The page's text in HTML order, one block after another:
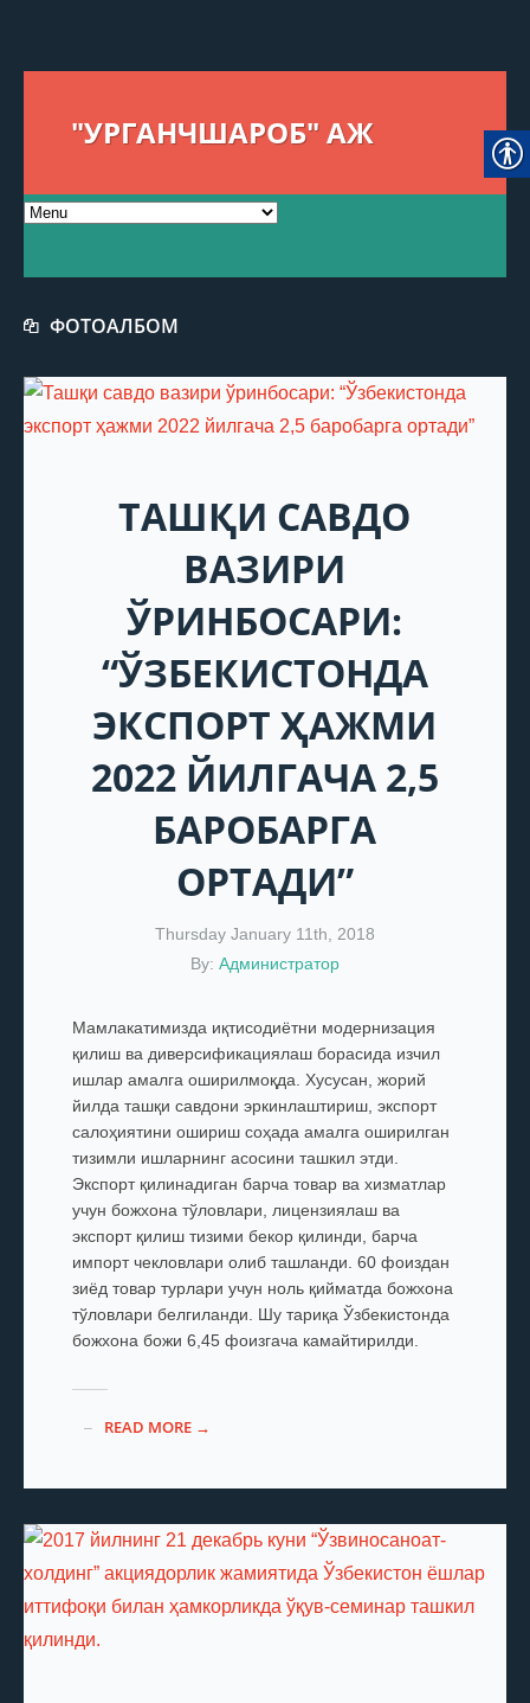
"УРГАНЧШАРОБ" АЖ
ФОТОАЛБОМ
ТАШҚИ САВДО
ВАЗИРИ
ЎРИНБОСАРИ:
“ЎЗБЕКИСТОНДА
ЭКСПОРТ ҲАЖМИ
2022 ЙИЛГАЧА 2,5
БАРОБАРГА
ОРТАДИ”
Thursday January 11th, 2018
By: Администратор
Мамлакатимизда иқтисодиётни модернизация
қилиш ва диверсификациялаш борасида изчил
ишлар амалга оширилмоқда. Хусусан, жорий
йилда ташқи савдони эркинлаштириш, экспорт
салоҳиятини ошириш соҳада амалга оширилган
тизимли ишларнинг асосини ташкил этди.
Экспорт қилинадиган барча товар ва хизматлар
учун божхона тўловлари, лицензиялаш ва
экспорт қилиш тизими бекор қилинди, барча
импорт чекловлари олиб ташланди. 60 фоиздан
зиёд товар турлари учун ноль қийматда божхона
тўловлари белгиланди. Шу тариқа Ўзбекистонда
божхона божи 6,45 фоизгача камайтирилди.
READ MORE →